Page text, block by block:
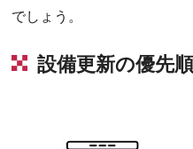
でしょう。
設備更新の優先